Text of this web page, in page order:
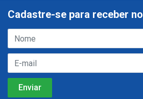
Cadastre-se para receber